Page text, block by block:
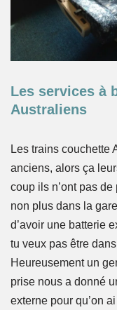
Les services à
Australiens
Les trains couchette
anciens, alors ça
coup ils n’ont pas
non plus dans la
d’avoir une batterie
tu veux pas être
Heureusement un
prise nous a donné
externe pour qu’on